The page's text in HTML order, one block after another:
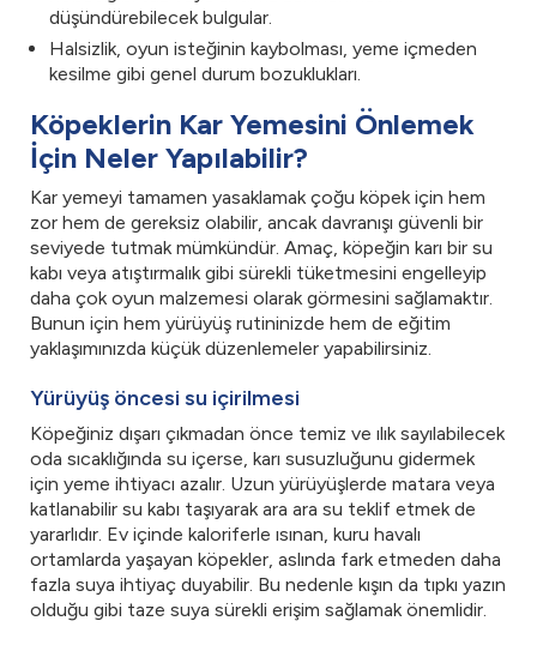
düşündürebilecek bulgular.
Halsizlik, oyun isteğinin kaybolması, yeme içmeden
kesilme gibi genel durum bozuklukları.
Köpeklerin Kar Yemesini Önlemek
İçin Neler Yapılabilir?
Kar yemeyi tamamen yasaklamak çoğu köpek için hem
zor hem de gereksiz olabilir, ancak davranışı güvenli bir
seviyede tutmak mümkündür. Amaç, köpeğin karı bir su
kabı veya atıştırmalık gibi sürekli tüketmesini engelleyip
daha çok oyun malzemesi olarak görmesini sağlamaktır.
Bunun için hem yürüyüş rutininizde hem de eğitim
yaklaşımınızda küçük düzenlemeler yapabilirsiniz.
Yürüyüş öncesi su içirilmesi
Köpeğiniz dışarı çıkmadan önce temiz ve ılık sayılabilecek
oda sıcaklığında su içerse, karı susuzluğunu gidermek
için yeme ihtiyacı azalır. Uzun yürüyüşlerde matara veya
katlanabilir su kabı taşıyarak ara ara su teklif etmek de
yararlıdır. Ev içinde kaloriferle ısınan, kuru havalı
ortamlarda yaşayan köpekler, aslında fark etmeden daha
fazla suya ihtiyaç duyabilir. Bu nedenle kışın da tıpkı yazın
olduğu gibi taze suya sürekli erişim sağlamak önemlidir.